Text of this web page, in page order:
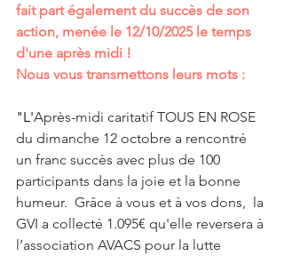
fait part également du succès de son
action, menée le 12/10/2025 le temps
d'une après midi !
Nous vous transmettons leurs mots :
"L'Après-midi caritatif TOUS EN ROSE
du dimanche 12 octobre a rencontré
un franc succès avec plus de 100
participants dans la joie et la bonne
humeur.  Grâce à vous et à vos dons,  la
GVI a collecté 1.095€ qu'elle reversera à
l’association AVACS pour la lutte